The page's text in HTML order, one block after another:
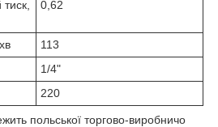
0,62
113
1/4"
220
польської торгово-виробничо